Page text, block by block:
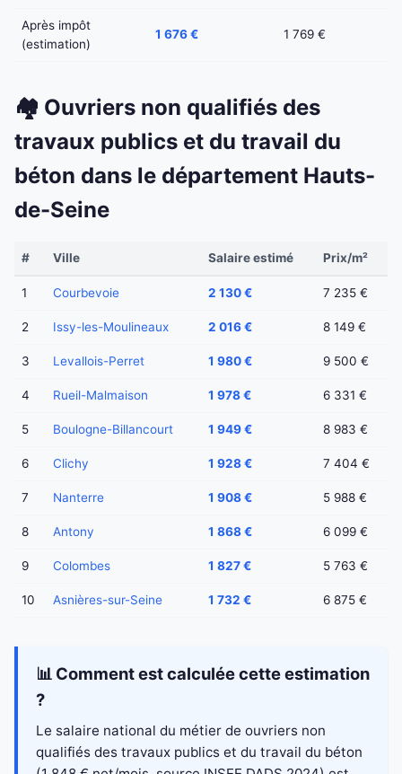
Après impôt
(estimation)
1 676 € 1 769 €
🏘️ Ouvriers non qualifiés des
travaux publics et du travail du
béton dans le département Hauts-
de-Seine
# Ville Salaire estimé Prix/m²
1 Courbevoie 2 130 € 7 235 €
2 Issy-les-Moulineaux 2 016 € 8 149 €
3 Levallois-Perret 1 980 € 9 500 €
4 Rueil-Malmaison 1 978 € 6 331 €
5 Boulogne-Billancourt 1 949 € 8 983 €
6 Clichy 1 928 € 7 404 €
7 Nanterre 1 908 € 5 988 €
8 Antony 1 868 € 6 099 €
9 Colombes 1 827 € 5 763 €
10 Asnières-sur-Seine 1 732 € 6 875 €
📊 Comment est calculée cette estimation
?
Le salaire national du métier de ouvriers non
qualifiés des travaux publics et du travail du béton